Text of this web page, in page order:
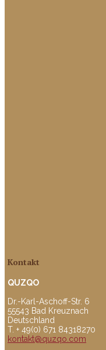
Kontakt
QUZQO
Dr.-Karl-Aschoff-Str. 6
55543 Bad Kreuznach
Deutschland
T. + 49(0) 671 84318270
kontakt@quzqo.com